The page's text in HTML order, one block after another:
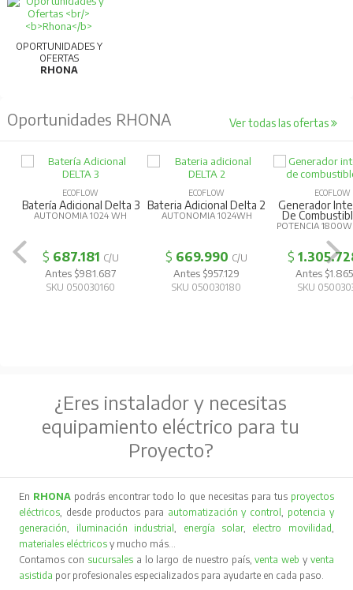
OPORTUNIDADES Y
OFERTAS
RHONA
Oportunidades RHONA Ver todas las ofertas
ECOFLOW
Batería Adicional Delta 3
AUTONOMIA 1024 WH
$ 687.181 C/U
Antes $981.687
SKU 050030160
ECOFLOW
Bateria Adicional Delta 2
AUTONOMIA 1024WH
$ 669.990 C/U
Antes $957.129
SKU 050030180
ECOFLOW
Generador
De
POTENCIA
$
Antes
SKU
¿Eres instalador y necesitas
equipamiento eléctrico para tu
Proyecto?
En RHONA podrás encontrar todo lo que necesitas para tus proyectos
eléctricos, desde productos para automatización y control, potencia y
generación, iluminación industrial, energía solar, electro movilidad,
materiales eléctricos y mucho más…
Contamos con sucursales a lo largo de nuestro país,venta web y venta
asistida por profesionales especializados para ayudarte en cada paso.